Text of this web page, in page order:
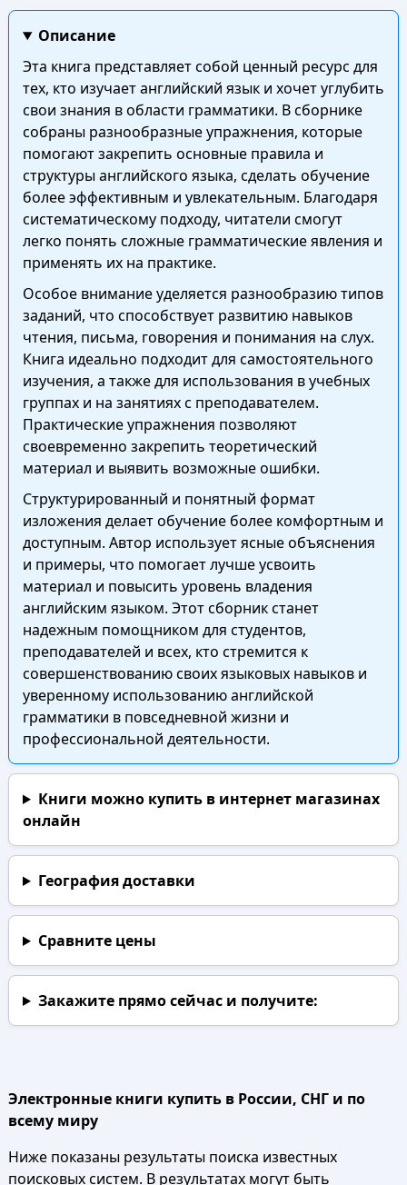
Описание
Эта книга представляет собой ценный ресурс для
тех, кто изучает английский язык и хочет углубить
свои знания в области грамматики. В сборнике
собраны разнообразные упражнения, которые
помогают закрепить основные правила и
структуры английского языка, сделать обучение
более эффективным и увлекательным. Благодаря
систематическому подходу, читатели смогут
легко понять сложные грамматические явления и
применять их на практике.
Особое внимание уделяется разнообразию типов
заданий, что способствует развитию навыков
чтения, письма, говорения и понимания на слух.
Книга идеально подходит для самостоятельного
изучения, а также для использования в учебных
группах и на занятиях с преподавателем.
Практические упражнения позволяют
своевременно закрепить теоретический
материал и выявить возможные ошибки.
Структурированный и понятный формат
изложения делает обучение более комфортным и
доступным. Автор использует ясные объяснения
и примеры, что помогает лучше усвоить
материал и повысить уровень владения
английским языком. Этот сборник станет
надежным помощником для студентов,
преподавателей и всех, кто стремится к
совершенствованию своих языковых навыков и
уверенному использованию английской
грамматики в повседневной жизни и
профессиональной деятельности.
Книги можно купить в интернет магазинах
онлайн
География доставки
Сравните цены
Закажите прямо сейчаси получите:
Электронные книги купить в России, СНГ и по
всему миру
Ниже показаны результаты поиска известных
поисковых систем. В результатах могут быть